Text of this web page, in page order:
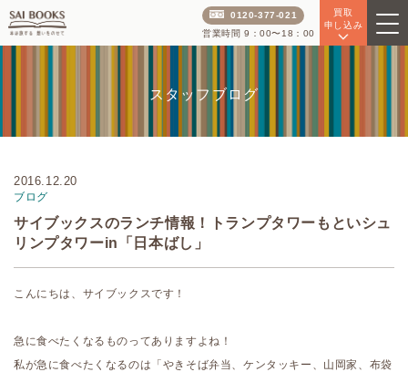
買取
申し込み
0120-377-021
営業時間 9：00〜18：00
スタッフブログ
2016.12.20
ブログ
サイブックスのランチ情報！トランプタワーもといシュ
リンプタワーin「日本ばし」
こんにちは、サイブックスです！
急に食べたくなるものってありますよね！
私が急に食べたくなるのは「やきそば弁当、ケンタッキー、山岡家、布袋